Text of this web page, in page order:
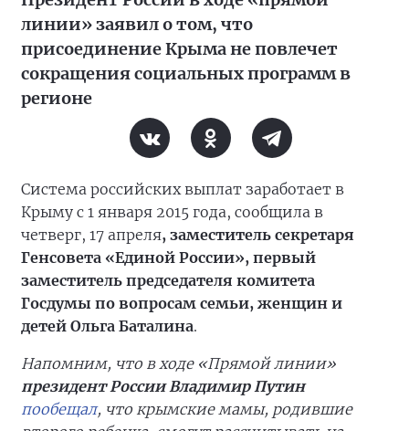
линии» заявил о том, что
присоединение Крыма не повлечет
сокращения социальных программ в
регионе
Система российских выплат заработает в
Крыму с 1 января 2015 года, сообщила в
четверг, 17 апреля, заместитель секретаря
Генсовета «Единой России», первый
заместитель председателя комитета
Госдумы по вопросам семьи, женщин и
детей Ольга Баталина.
Напомним, что в ходе «Прямой линии»
президент России Владимир Путин
пообещал, что крымские мамы, родившие